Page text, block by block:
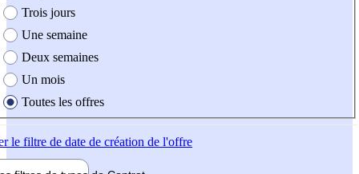
Trois jours
Une semaine
Deux semaines
Un mois
Toutes les offres
le filtre de date de création de l'offre